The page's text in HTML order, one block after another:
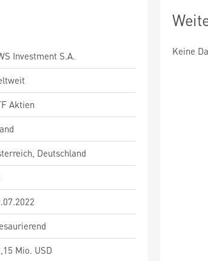
Investment S.A.
Aktien
Deutschland
Mio. USD
Keine